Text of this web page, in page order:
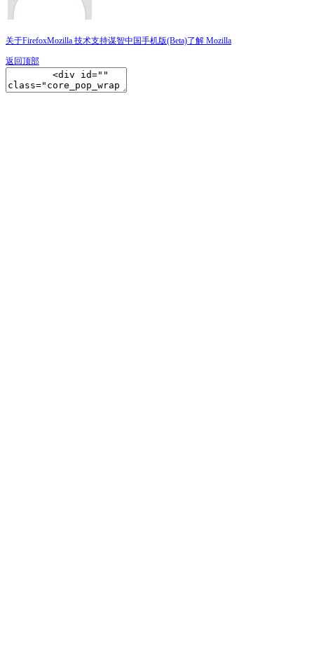
关于FirefoxMozilla 技术支持谋智中国手机版(Beta)了解 Mozilla
返回顶部